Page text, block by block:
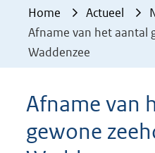
geweigerd.
Home Actueel
Afname van het aantal
Waddenzee
Afname van
gewone